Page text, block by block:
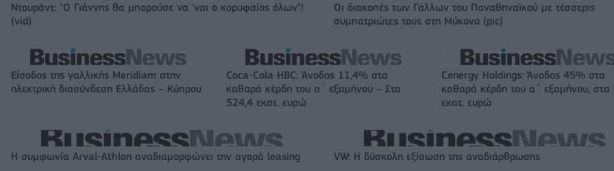
Ντουράντ: "Ο Γιάννης θα μπορούσε να 'ναι ο κορυφαίος όλων"!
(vid)
Οι διακοπές των Γάλλων του Παναθηναϊκού με τέσσερις
συμπατριώτες τους στη Μύκονο (pic)
Είσοδος της γαλλικής Meridiam στην
ηλεκτρική διασύνδεση Ελλάδας – Κύπρου
Coca-Cola HBC: Άνοδος 11,4% στα
καθαρά κέρδη του α΄ εξαμήνου – Στα
524,4 εκατ. ευρώ
Cenergy Holdings: Άνοδος 45% στα
καθαρά κέρδη του α΄ εξαμήνου,
εκατ. ευρώ
Η συμφωνία Arval-Athlon αναδιαμορφώνει την αγορά leasing VW: Η δύσκολη εξίσωση της αναδιάρθρωσης